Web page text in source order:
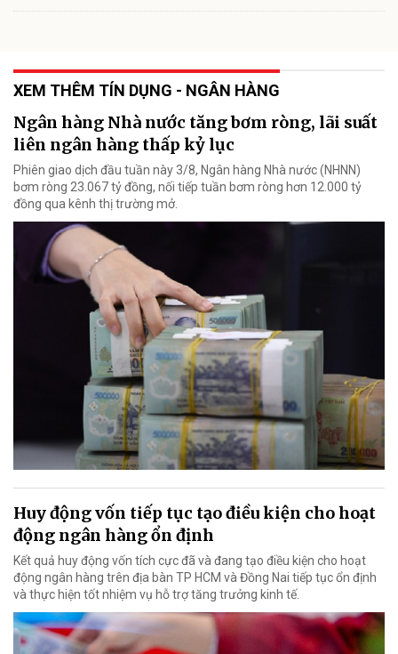
XEM THÊM TÍN DỤNG - NGÂN HÀNG
Ngân hàng Nhà nước tăng bơm ròng, lãi suất
liên ngân hàng thấp kỷ lục
Phiên giao dịch đầu tuần này 3/8, Ngân hàng Nhà nước (NHNN)
bơm ròng 23.067 tỷ đồng, nối tiếp tuần bơm ròng hơn 12.000 tỷ
đồng qua kênh thị trường mở.
Huy động vốn tiếp tục tạo điều kiện cho hoạt
động ngân hàng ổn định
Kết quả huy động vốn tích cực đã và đang tạo điều kiện cho hoạt
động ngân hàng trên địa bàn TP HCM và Đồng Nai tiếp tục ổn định
và thực hiện tốt nhiệm vụ hỗ trợ tăng trưởng kinh tế.